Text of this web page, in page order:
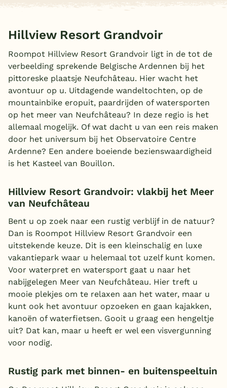
Hillview Resort Grandvoir
Roompot Hillview Resort Grandvoir ligt in de tot de
verbeelding sprekende Belgische Ardennen bij het
pittoreske plaatsje Neufchâteau. Hier wacht het
avontuur op u. Uitdagende wandeltochten, op de
mountainbike eropuit, paardrijden of watersporten
op het meer van Neufchâteau? In deze regio is het
allemaal mogelijk. Of wat dacht u van een reis maken
door het universum bij het Observatoire Centre
Ardenne? Een andere boeiende bezienswaardigheid
is het Kasteel van Bouillon.
Hillview Resort Grandvoir: vlakbij het Meer
van Neufchâteau
Bent u op zoek naar een rustig verblijf in de natuur?
Dan is Roompot Hillview Resort Grandvoir een
uitstekende keuze. Dit is een kleinschalig en luxe
vakantiepark waar u helemaal tot uzelf kunt komen.
Voor waterpret en watersport gaat u naar het
nabijgelegen Meer van Neufchâteau. Hier treft u
mooie plekjes om te relaxen aan het water, maar u
kunt ook het avontuur opzoeken en gaan kajakken,
kanoën of waterfietsen. Gooit u graag een hengeltje
uit? Dat kan, maar u heeft er wel een visvergunning
voor nodig.
Rustig park met binnen- en buitenspeeltuin